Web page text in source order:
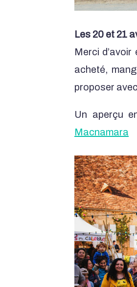
Les 20 et 21
Merci d’avoir
acheté,
proposer
Un aperçu
Macnamara